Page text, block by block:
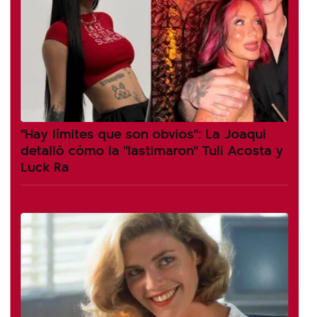
"Hay límites que son obvios": La Joaqui
detalló cómo la "lastimaron" Tuli Acosta y
Luck Ra